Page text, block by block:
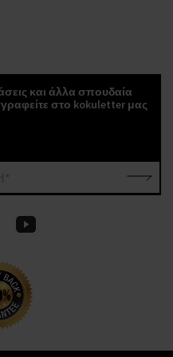
και άλλα σπουδαία
στο kokuletter μας